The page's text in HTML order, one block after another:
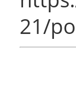
21/